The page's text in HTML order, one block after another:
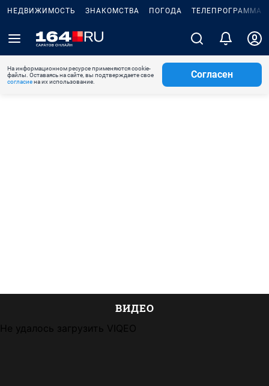
НЕДВИЖИМОСТЬ ЗНАКОМСТВА ПОГОДА ТЕЛЕПРОГРАММА
На информационном ресурсе применяются cookie-
файлы. Оставаясь на сайте, вы подтверждаете свое
согласиена их использование.
Согласен
ВИДЕО
Не удалось загрузить VIQEO